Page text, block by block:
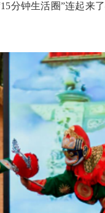
分钟生活圈”连起